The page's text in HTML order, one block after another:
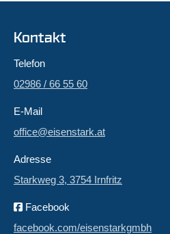
Kontakt
Telefon
02986 / 66 55 60
E-Mail
office@eisenstark.at
Adresse
Starkweg 3, 3754 Irnfritz
Facebook
facebook.com/eisenstarkgmbh